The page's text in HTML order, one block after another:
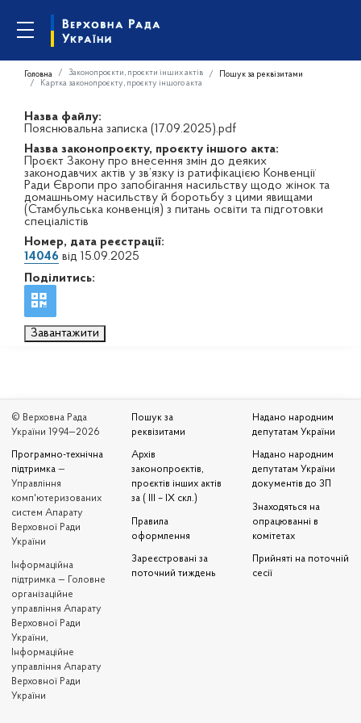
Головна Законопроєкти, проєкти інших актів
Пошук за реквізитами
Картка законопроєкту, проєкту іншого акта
Назва файлу:
Пояснювальна записка (17.09.2025).pdf
Назва законопроєкту, проєкту іншого акта:
Проєкт Закону про внесення змін до деяких
законодавчих актів у зв’язку із ратифікацією Конвенції
Ради Європи про запобігання насильству щодо жінок та
домашньому насильству й боротьбу з цими явищами
(Стамбульська конвенція) з питань освіти та підготовки
спеціалістів
Номер, дата реєстрації:
14046 від 15.09.2025
Поділитись:
Завантажити
© Верховна Рада
України 1994—2026
Програмно-технічна
підтримка —
Управління
комп'ютеризованих
систем Апарату
Верховної Ради
України
Iнформаційна
підтримка — Головне
організаційне
управління Апарату
Верховної Ради
України,
Інформаційне
управління Апарату
Верховної Ради
України
Пошук за
реквізитами
Архів
законопроєктів,
проєктів інших актів
за ( III – IX скл.)
Правила
оформлення
Зареєстровані за
поточний тиждень
Надано народним
депутатам України
Надано народним
депутатам України
документів до ЗП
Знаходяться на
опрацюванні в
комітетах
Прийняті на поточній
сесії